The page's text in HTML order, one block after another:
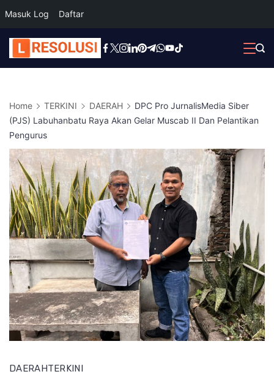
Masuk Log Daftar
Skip
to
Home TERKINI DAERAH
DPC Pro JurnalisMedia Siber
(PJS) Labuhanbatu Raya Akan Gelar Muscab II Dan Pelantikan
Pengurus
DAERAHTERKINI